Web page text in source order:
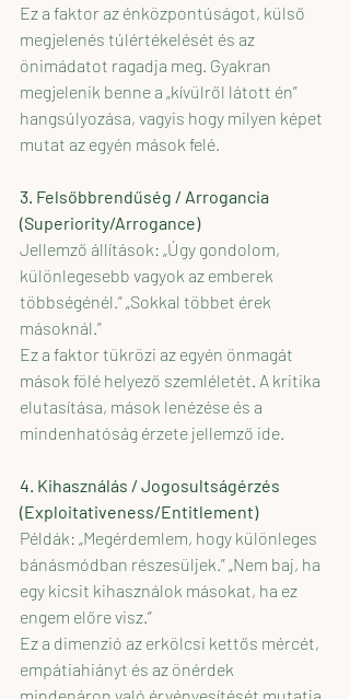
Ez a faktor az énközpontúságot, külső
megjelenés túlértékelését és az
önimádatot ragadja meg. Gyakran
megjelenik benne a „kívülről látott én”
hangsúlyozása, vagyis hogy milyen képet
mutat az egyén mások felé.
3. Felsőbbrendűség / Arrogancia
(Superiority/Arrogance)
Jellemző állítások: „Úgy gondolom,
különlegesebb vagyok az emberek
többségénél.” „Sokkal többet érek
másoknál.”
Ez a faktor tükrözi az egyén önmagát
mások fölé helyező szemléletét. A kritika
elutasítása, mások lenézése és a
mindenhatóság érzete jellemző ide.
4. Kihasználás / Jogosultságérzés
(Exploitativeness/Entitlement)
Példák: „Megérdemlem, hogy különleges
bánásmódban részesüljek.” „Nem baj, ha
egy kicsit kihasználok másokat, ha ez
engem előre visz.”
Ez a dimenzió az erkölcsi kettős mércét,
empátiahiányt és az önérdek